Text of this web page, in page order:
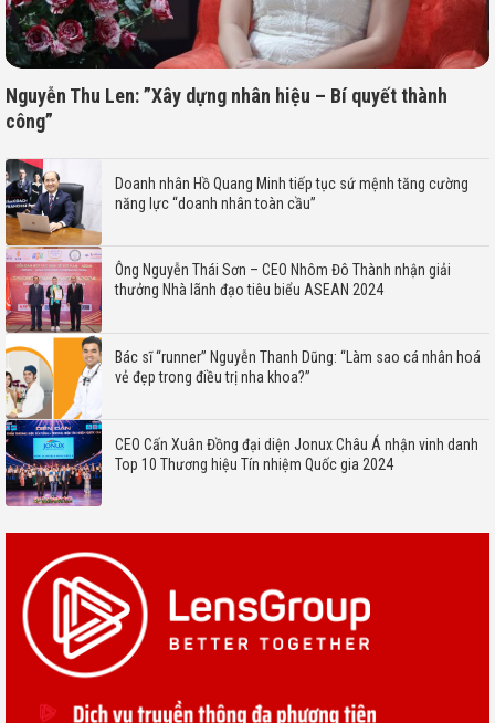
Nguyễn Thu Len: ”Xây dựng nhân hiệu – Bí quyết thành
công”
Doanh nhân Hồ Quang Minh tiếp tục sứ mệnh tăng cường
năng lực “doanh nhân toàn cầu”
Ông Nguyễn Thái Sơn – CEO Nhôm Đô Thành nhận giải
thưởng Nhà lãnh đạo tiêu biểu ASEAN 2024
Bác sĩ “runner” Nguyễn Thanh Dũng: “Làm sao cá nhân hoá
vẻ đẹp trong điều trị nha khoa?”
CEO Cấn Xuân Đồng đại diện Jonux Châu Á nhận vinh danh
Top 10 Thương hiệu Tín nhiệm Quốc gia 2024